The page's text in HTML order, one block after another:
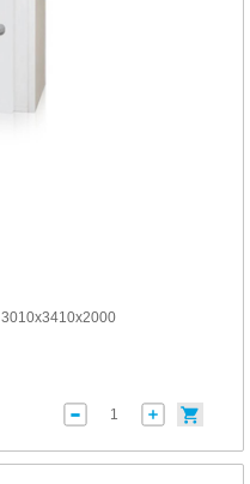
3010x3410x2000